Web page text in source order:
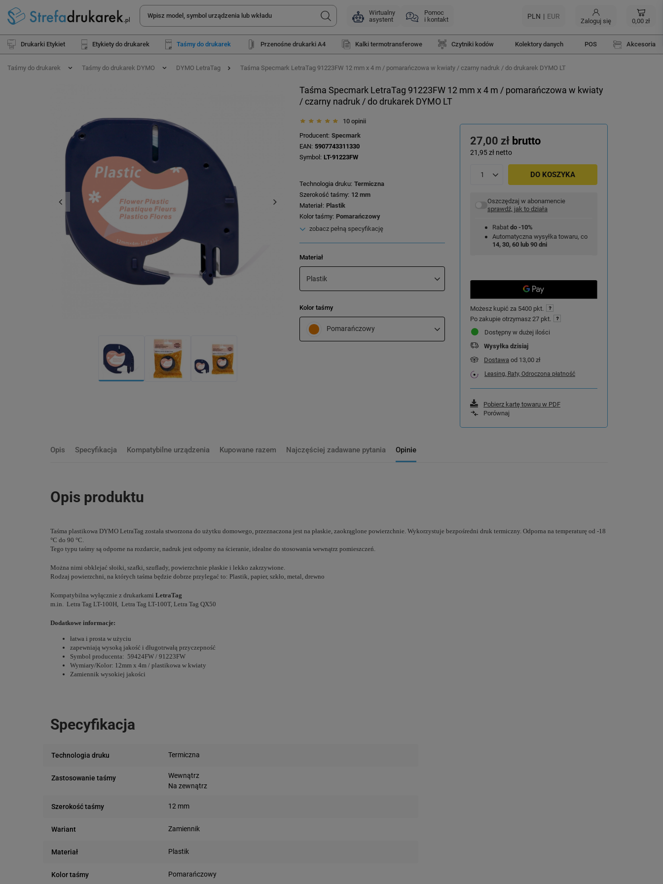
Wirtualny
asystent
Pomoc
i kontakt
PLN EUR
Zaloguj się 0,00 zł
Drukarki Etykiet Etykiety do drukarek Taśmy do drukarek Przenośne drukarki A4 Kalki termotransferowe Czytniki kodów Kolektory danych POS Akcesoria
Taśmy do drukarek Taśmy do drukarek DYMO DYMO LetraTag Taśma Specmark LetraTag 91223FW 12 mm x 4 m / pomarańczowa w kwiaty / czarny nadruk / do drukarek DYMO LT
Taśma Specmark LetraTag 91223FW 12 mm x 4 m / pomarańczowa w kwiaty
/ czarny nadruk / do drukarek DYMO LT
10 opinii
27,00 zł brutto
21,95 zł netto
DO KOSZYKA
Oszczędzaj w abonamencie
sprawdź, jak to działa
Rabat do -10%
Automatyczna wysyłka towaru, co
14, 30, 60 lub 90 dni
Możesz kupić za 5400 pkt.
Po zakupie otrzymasz 27 pkt.
Dostępny w dużej ilości
Wysyłka dzisiaj
Dostawa od 13,00 zł
Leasing, Raty, Odroczona płatność
Pobierz kartę towaru w PDF
Porównaj
Producent Specmark
EAN 5907743311330
Symbol
LT-91223FW
Technologia druku Termiczna
Szerokość taśmy 12 mm
Materiał Plastik
Kolor taśmy Pomarańczowy
zobacz pełną specyfikację
Materiał
Plastik
Kolor taśmy
Pomarańczowy
Opis Specyfikacja Kompatybilne urządzenia Kupowane razem Najczęściej zadawane pytania Opinie
Opis produktu
Taśma plastikowa DYMO LetraTag została stworzona do użytku domowego, przeznaczona jest na płaskie, zaokrąglone powierzchnie. Wykorzystuje bezpośredni druk termiczny. Odporna na temperaturę od -18
°C do 90 °C.
Tego typu taśmy są odporne na rozdarcie, nadruk jest odporny na ścieranie, idealne do stosowania wewnątrz pomieszczeń.
Można nimi obklejać słoiki, szafki, szuflady, powierzchnie płaskie i lekko zakrzywione.
Rodzaj powierzchni, na których taśma będzie dobrze przylegać to: Plastik, papier, szkło, metal, drewno
Kompatybilna wyłącznie z drukarkami LetraTag
m.in. Letra Tag LT-100H, Letra Tag LT-100T, Letra Tag QX50
Dodatkowe informacje:
łatwa i prosta w użyciu
zapewniają wysoką jakość i długotrwałą przyczepność
Symbol producenta: 59424FW / 91223FW
Wymiary/Kolor: 12mm x 4m / plastikowa w kwiaty
Zamiennik wysokiej jakości
Specyfikacja
Technologia druku Termiczna
Zastosowanie taśmy
Wewnątrz
Na zewnątrz
Szerokość taśmy 12 mm
Wariant Zamiennik
Materiał Plastik
Kolor taśmy Pomarańczowy